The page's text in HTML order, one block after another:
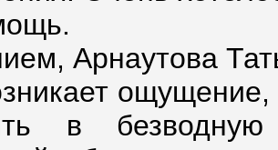
Арнаутова
ощущение,
в